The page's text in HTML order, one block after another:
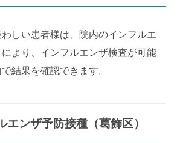
しい患者様は、院内のインフルエ
より、インフルエンザ検査が可能
結果を確認できます。
エンザ予防接種（葛飾区）